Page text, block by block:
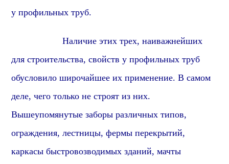
упрофильных труб.
Наличие этих трех, наиважнейших
для строительства, свойств у профильных труб
обусловило широчайшее их применение. В самом
деле, чего только не строят из них.
Вышеупомянутые заборы различных типов,
ограждения, лестницы, фермы перекрытий,
каркасы быстровозводимых зданий, мачты